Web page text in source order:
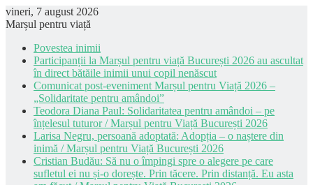
vineri, 7 august 2026
Marșul pentru viață
Povestea inimii
Participanții la Marșul pentru viață București 2026 au ascultat
în direct bătăile inimii unui copil nenăscut
Comunicat post-eveniment Marșul pentru Viață 2026 –
„Solidaritate pentru amândoi”
Teodora Diana Paul: Solidaritatea pentru amândoi – pe
înțelesul tuturor / Marșul pentru Viață București 2026
Larisa Negru, persoană adoptată: Adopția – o naștere din
inimă / Marșul pentru Viață București 2026
Cristian Budău: Să nu o împingi spre o alegere pe care
sufletul ei nu și-o dorește. Prin tăcere. Prin distanță. Eu asta